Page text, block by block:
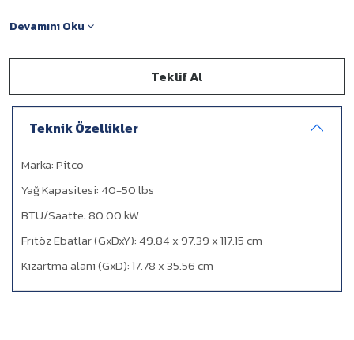
ihtiyacınız olan bu fritözdür
Diğer tüm Solstice Supreme modelleri gibi, bu fritöz de
mutfağınızdaki en iyi kızartma istasyonunu oluşturmak için diğer
modellerle karıştırılabilir ve eşleştirilebilir
Devamını Oku
Teklif Al
Teknik Özellikler
Marka: Pitco
Yağ Kapasitesi: 40-50 lbs
BTU/Saatte: 80.00 kW
Fritöz Ebatlar (GxDxY): 49.84 x 97.39 x 117.15 cm
Kızartma alanı (GxD): 17.78 x 35.56 cm